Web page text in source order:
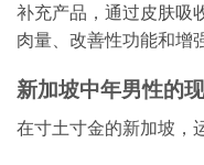
补充产品，通过皮肤吸
肉量、改善性功能和增
新加坡中年男性的
在寸土寸金的新加坡，